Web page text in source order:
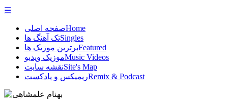
☰
صفحه اصلیHome
تک آهنگ هاSingles
برترین موزیک هاFeatured
موزیک ویدیوMusic Videos
نقشه سایتSite's Map
ریمیکس و پادکستRemix & Podcast